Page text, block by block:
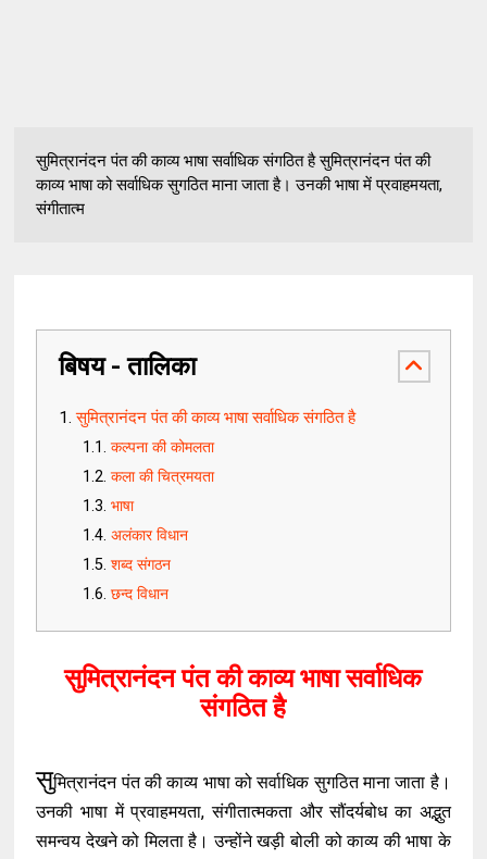
सुमित्रानंदन पंत की काव्य भाषा सर्वाधिक संगठित है सुमित्रानंदन पंत की
काव्य भाषा को सर्वाधिक सुगठित माना जाता है। उनकी भाषा में प्रवाहमयता,
संगीतात्म
बिषय - तालिका
सुमित्रानंदन पंत की काव्य भाषा सर्वाधिक संगठित है
कल्पना की कोमलता
कला की चित्रमयता
भाषा
अलंकार विधान
शब्द संगठन
छन्द विधान
सुमित्रानंदन पंत की काव्य भाषा सर्वाधिक
संगठित है
सुमित्रानंदन पंत की काव्य भाषा को सर्वाधिक सुगठित माना जाता है।
उनकी भाषा में प्रवाहमयता, संगीतात्मकता और सौंदर्यबोध का अद्भुत
समन्वय देखने को मिलता है। उन्होंने खड़ी बोली को काव्य की भाषा के